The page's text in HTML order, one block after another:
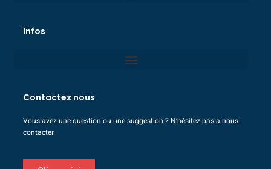
Infos
Contactez nous
Vous avez une question ou une suggestion ? N’hésitez pas a nous
contacter